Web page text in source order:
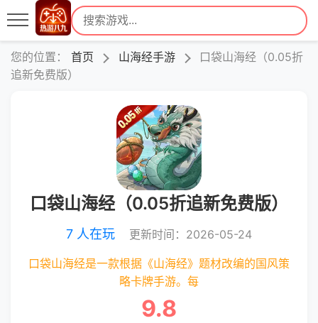
您的位置： 首页 山海经手游
口袋山海经（0.05折
追新免费版）
口袋山海经（0.05折追新免费版）
7 人在玩 更新时间：2026-05-24
口袋山海经是一款根据《山海经》题材改编的国风策
略卡牌手游。每
9.8